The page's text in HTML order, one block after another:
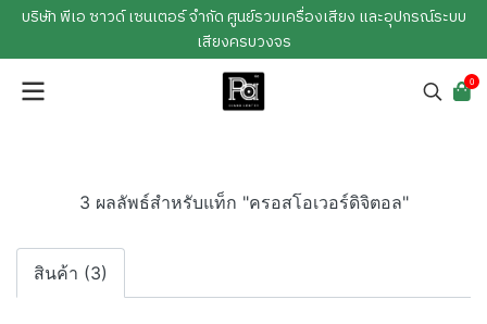
บริษัท พีเอ ซาวด์ เซนเตอร์ จำกัด ศูนย์รวมเครื่องเสียง และอุปกรณ์ระบบ
เสียงครบวงจร
0
3 ผลลัพธ์สำหรับแท็ก "ครอสโอเวอร์ดิจิตอล"
สินค้า (3)